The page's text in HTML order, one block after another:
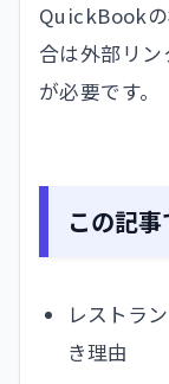
QuickBook
合は外部リ
が必要です。
この記
レストラ
き理由